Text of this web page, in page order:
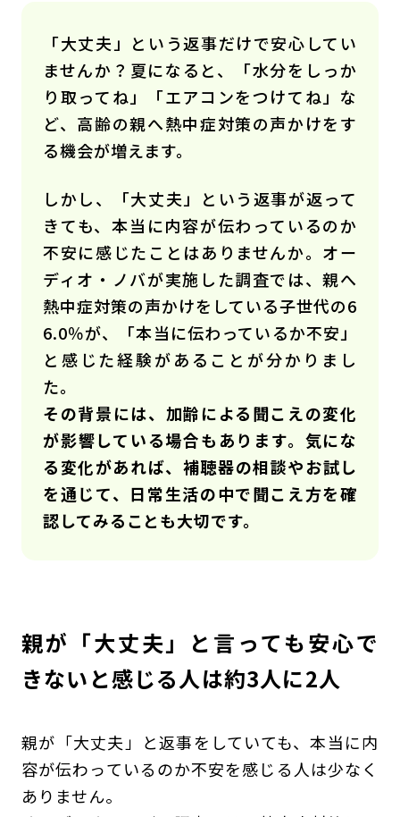
「大丈夫」という返事だけで安心してい
ませんか？夏になると、「水分をしっか
り取ってね」「エアコンをつけてね」な
ど、高齢の親へ熱中症対策の声かけをす
る機会が増えます。
しかし、「大丈夫」という返事が返って
きても、本当に内容が伝わっているのか
不安に感じたことはありませんか。オー
ディオ・ノバが実施した調査では、親へ
熱中症対策の声かけをしている子世代の6
6.0％が、「本当に伝わっているか不安」
と感じた経験があることが分かりまし
た。
その背景には、加齢による聞こえの変化
が影響している場合もあります。気にな
る変化があれば、補聴器の相談やお試し
を通じて、日常生活の中で聞こえ方を確
認してみることも大切です。
親が「大丈夫」と言っても安心で
きないと感じる人は約3人に2人
親が「大丈夫」と返事をしていても、本当に内
容が伝わっているのか不安を感じる人は少なく
ありません。